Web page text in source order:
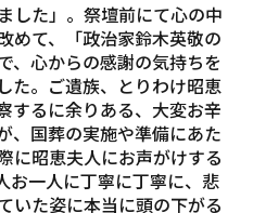
した」。祭壇前にて心の中
めて、「政治家鈴木英敬の
、心からの感謝の気持ちを
た。ご遺族、とりわけ昭恵
するに余りある、大変お辛
、国葬の実施や準備にあた
に昭恵夫人にお声がけする
お一人に丁寧に丁寧に、悲
いた姿に本当に頭の下がる